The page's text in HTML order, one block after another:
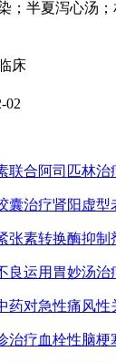
；半夏泻心汤
床
02
联合阿司匹林
囊治疗肾阳虚
张素转换酶抑制
良运用胃妙汤治
药对急性痛风
治疗血栓性脑